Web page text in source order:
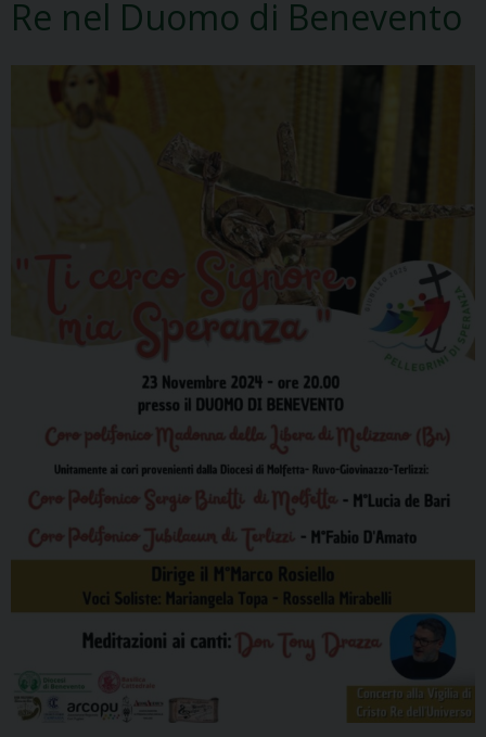
Re nel Duomo di Benevento